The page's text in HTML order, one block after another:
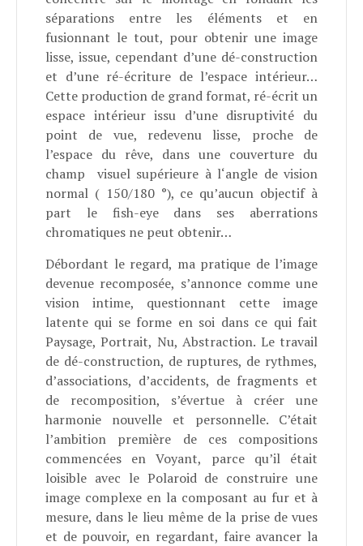
séparations entre les éléments et en
fusionnant le tout, pour obtenir une image
lisse, issue, cependant d’une dé-construction
et d’une ré-écriture de l’espace intérieur…
Cette production de grand format, ré-écrit un
espace intérieur issu d’une disruptivité du
point de vue, redevenu lisse, proche de
l’espace du rêve, dans une couverture du
champ
visuel supérieure à l‘angle de vision
normal ( 150/180 °), ce qu’aucun objectif à
part le fish-eye dans ses aberrations
chromatiques ne peut obtenir…
Débordant le regard, ma pratique de l’image
devenue recomposée, s’annonce comme une
vision intime, questionnant cette image
latente qui se forme en soi dans ce qui fait
Paysage, Portrait, Nu, Abstraction. Le travail
de dé-construction, de ruptures, de rythmes,
d’associations, d’accidents, de fragments et
de recomposition, s’évertue à créer une
harmonie nouvelle et personnelle. C’était
l’ambition première de ces compositions
commencées en Voyant, parce qu’il était
loisible avec le Polaroid de construire une
image complexe en la composant au fur et à
mesure, dans le lieu même de la prise de vues
et de pouvoir, en regardant, faire avancer la